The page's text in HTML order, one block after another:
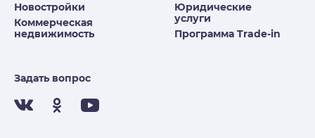
Новостройки
Коммерческая
недвижимость
Юридические
услуги
Программа Trade-in
Задать вопрос